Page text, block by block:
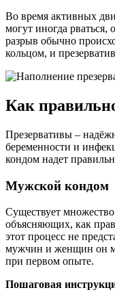
Во время активных
могут иногда рваться,
разрыв обычно
кольцом, и
Как
Презервативы –
беременности и
кондом надет
Мужской кондом
Существует
объясняющих, как
этот процесс не
мужчин и женщин он
при первом опыте.
Пошаговая